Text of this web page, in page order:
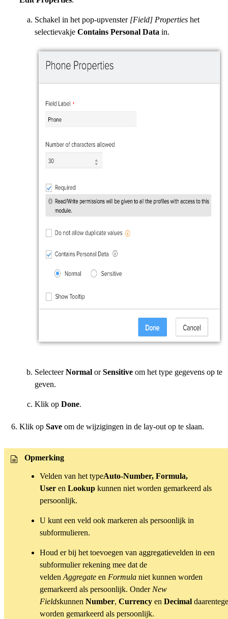
Schakel in het pop-upvenster [Field] Properties het
selectievakje Contains Personal Data in.
SelecteerNormal orSensitive om het type gegevens op te
geven.
Klik op Done.
Klik op Save om de wijzigingen in de lay-out op te slaan.
Opmerking
Velden van het typeAuto-Number, Formula,
User en Lookup kunnen niet worden gemarkeerd als
persoonlijk.
U kunt een veld ook markeren als persoonlijk in
subformulieren.
Houd er bij het toevoegen van aggregatievelden in een
subformulier rekening mee dat de
velden Aggregate en Formula niet kunnen worden
gemarkeerd als persoonlijk. Onder New
Fieldskunnen Number, Currency en Decimal
worden gemarkeerd als persoonlijk.